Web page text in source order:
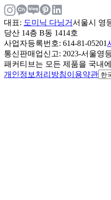
대표: 도미닉 다닝거서울시 영
당산 14층 B동 1414호
사업자등록번호: 614-81-05201
통신판매업신고: 2023-서울영
패커티브는 모든 제품을 국내
개인정보처리방침이용약관